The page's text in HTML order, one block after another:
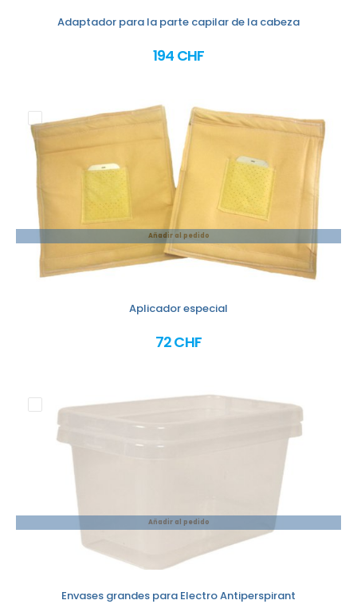
Adaptador para la parte capilar de la cabeza
194 CHF
Añadir al pedido
Aplicador especial
72 CHF
Añadir al pedido
Envases grandes para Electro Antiperspirant